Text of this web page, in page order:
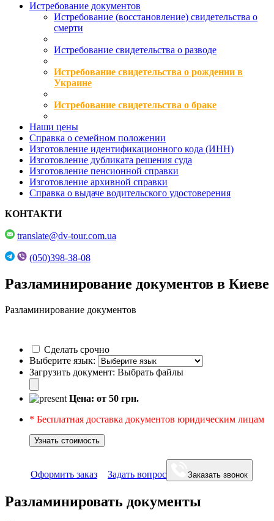
Истребование документов
Истребование (восстановление) свидетельства о
смерти
Истребование свидетельства о разводе
Истребование свидетельства о рождении в
Украине
Истребование свидетельства о браке
Наши цены
Справка о семейном положении
Изготовление идентификационного кода (ИНН)
Изготовление дубликата решения суда
Изготовление пенсионной справки
Изготовление архивной справки
Справка о выдаче водительского удостоверения
КОНТАКТИ
translate@dv-tour.com.ua
(050)398-38-08
Разламинирование документов в Киеве
Разламинирование документов
Сделать срочно
Выберите язык:
Загрузить документ: Выбрать файлы
Цена: от 50 грн.
* Бесплатная доставка документов юридическим лицам
Узнать стоимость
Оформить заказ Задать вопрос Заказать звонок
Разламинировать документы